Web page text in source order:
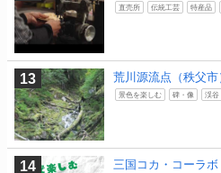
直売所 伝統工芸 特産品
荒川源流点（秩父市
景色を楽しむ 碑・像 渓谷
三国コカ・コーラボ